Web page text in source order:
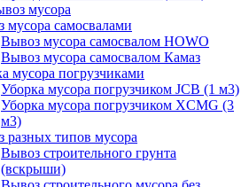
мусора
мусора самосвалами
Вывоз мусора самосвалом HOWO
Вывоз мусора самосвалом Камаз
мусора погрузчиками
Уборка мусора погрузчиком JCB (1 м3)
Уборка мусора погрузчиком XCMG (3
м3)
разных типов мусора
Вывоз строительного грунта
(вскрыши)